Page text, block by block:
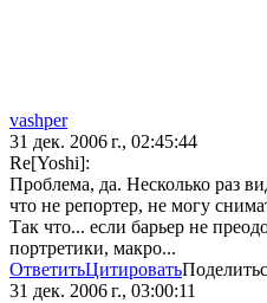
vashper
31 дек. 2006 г., 02:45:44
Re[Yoshi]:
Проблема, да. Несколько раз
что не репортер, не могу
Так что... если барьер не
портретики, макро...
ОтветитьЦитировать
31 дек. 2006 г., 03:00:11